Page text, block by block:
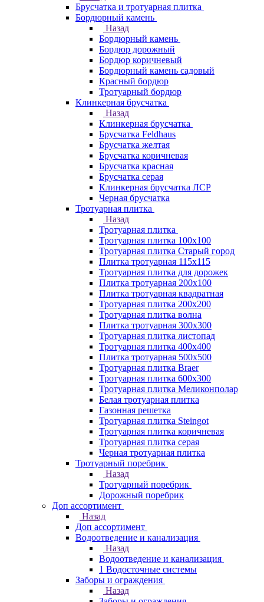
Брусчатка и тротуарная плитка
Бордюрный камень
Назад
Бордюрный камень
Бордюр дорожный
Бордюр коричневый
Бордюрный камень садовый
Красный бордюр
Тротуарный бордюр
Клинкерная брусчатка
Назад
Клинкерная брусчатка
Брусчатка Feldhaus
Брусчатка желтая
Брусчатка коричневая
Брусчатка красная
Брусчатка серая
Клинкерная брусчатка ЛСР
Черная брусчатка
Тротуарная плитка
Назад
Тротуарная плитка
Тротуарная плитка 100x100
Тротуарная плитка Старый город
Плитка тротуарная 115x115
Тротуарная плитка для дорожек
Плитка тротуарная 200х100
Плитка тротуарная квадратная
Тротуарная плитка 200х200
Тротуарная плитка волна
Плитка тротуарная 300х300
Тротуарная плитка листопад
Тротуарная плитка 400х400
Плитка тротуарная 500x500
Тротуарная плитка Braer
Тротуарная плитка 600х300
Тротуарная плитка Меликонполар
Белая тротуарная плитка
Газонная решетка
Тротуарная плитка Steingot
Тротуарная плитка коричневая
Тротуарная плитка серая
Черная тротуарная плитка
Тротуарный поребрик
Назад
Тротуарный поребрик
Дорожный поребрик
Доп ассортимент
Назад
Доп ассортимент
Водоотведение и канализация
Назад
Водоотведение и канализация
1 Водосточные системы
Заборы и ограждения
Назад